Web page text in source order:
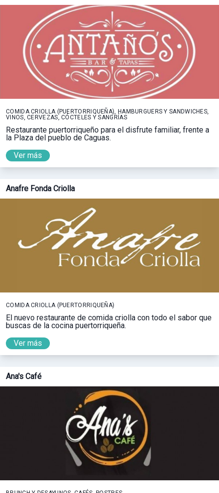
COMIDA CRIOLLA (PUERTORRIQUEÑA), HAMBURGUERS Y SANDWICHES,
VINOS, CERVEZAS, CÓCTELES Y SANGRÍAS
Restaurante puertorriqueño para el disfrute familiar, frente a
la Plaza del pueblo de Caguas.
Ver más
Anafre Fonda Criolla
COMIDA CRIOLLA (PUERTORRIQUEÑA)
El nuevo restaurante de comida criolla con todo el sabor que
buscas de la cocina puertorriqueña.
Ver más
Ana's Café